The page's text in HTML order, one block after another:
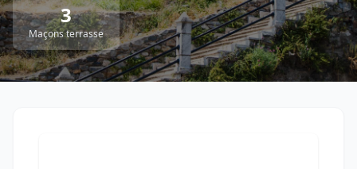
3
Maçons terrasse